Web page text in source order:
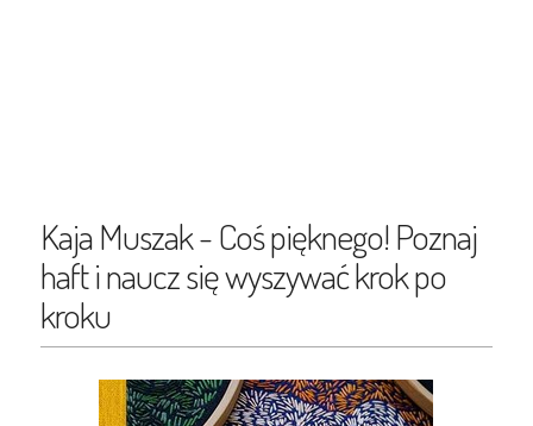
Kaja Muszak - Coś pięknego! Poznaj
haft i naucz się wyszywać krok po
kroku